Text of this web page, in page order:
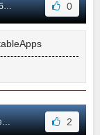
0
2